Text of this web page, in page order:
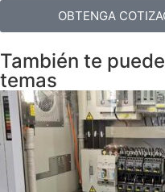
OBTENGA
También te
temas